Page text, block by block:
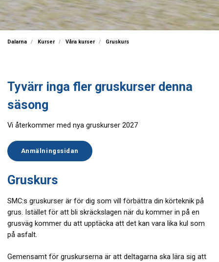
Dalarna Kurser Våra kurser Gruskurs
Tyvärr inga fler gruskurser denna
säsong
Vi återkommer med nya gruskurser 2027
Anmälningssidan
Gruskurs
SMC:s gruskurser är för dig som vill förbättra din körteknik på
grus. Istället för att bli skräckslagen när du kommer in på en
grusväg kommer du att upptäcka att det kan vara lika kul som
på asfalt.
Gemensamt för gruskurserna är att deltagarna ska lära sig att